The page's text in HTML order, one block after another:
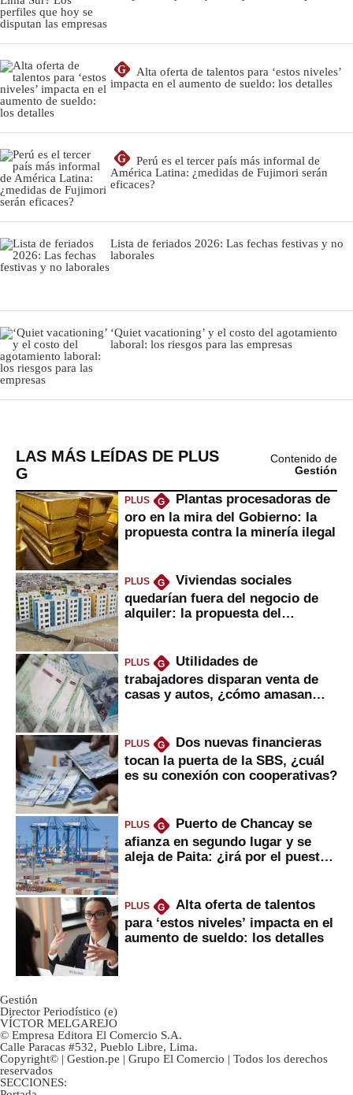
LAS MÁS LEÍDAS DE PLUS
G
Contenido de
Gestión
PLUS G
Plantas procesadoras de
oro en la mira del Gobierno: la
propuesta contra la minería ilegal
PLUS G
Viviendas sociales
quedarían fuera del negocio de
alquiler: la propuesta del
PLUS G
Utilidades de
trabajadores disparan venta de
casas y autos, ¿cómo amasan
PLUS G
Dos nuevas financieras
tocan la puerta de la SBS, ¿cuál
es su conexión con cooperativas?
PLUS G
Puerto de Chancay se
afianza en segundo lugar y se
aleja de Paita: ¿irá por el puesto
PLUS G
Alta oferta de talentos
para ‘estos niveles’ impacta en el
aumento de sueldo: los detalles
Gestión
Director Periodístico (e)
VÍCTOR MELGAREJO
© Empresa Editora El Comercio S.A.
Calle Paracas #532, Pueblo Libre, Lima.
Copyright© | Gestion.pe | Grupo El Comercio | Todos los derechos
reservados
SECCIONES: